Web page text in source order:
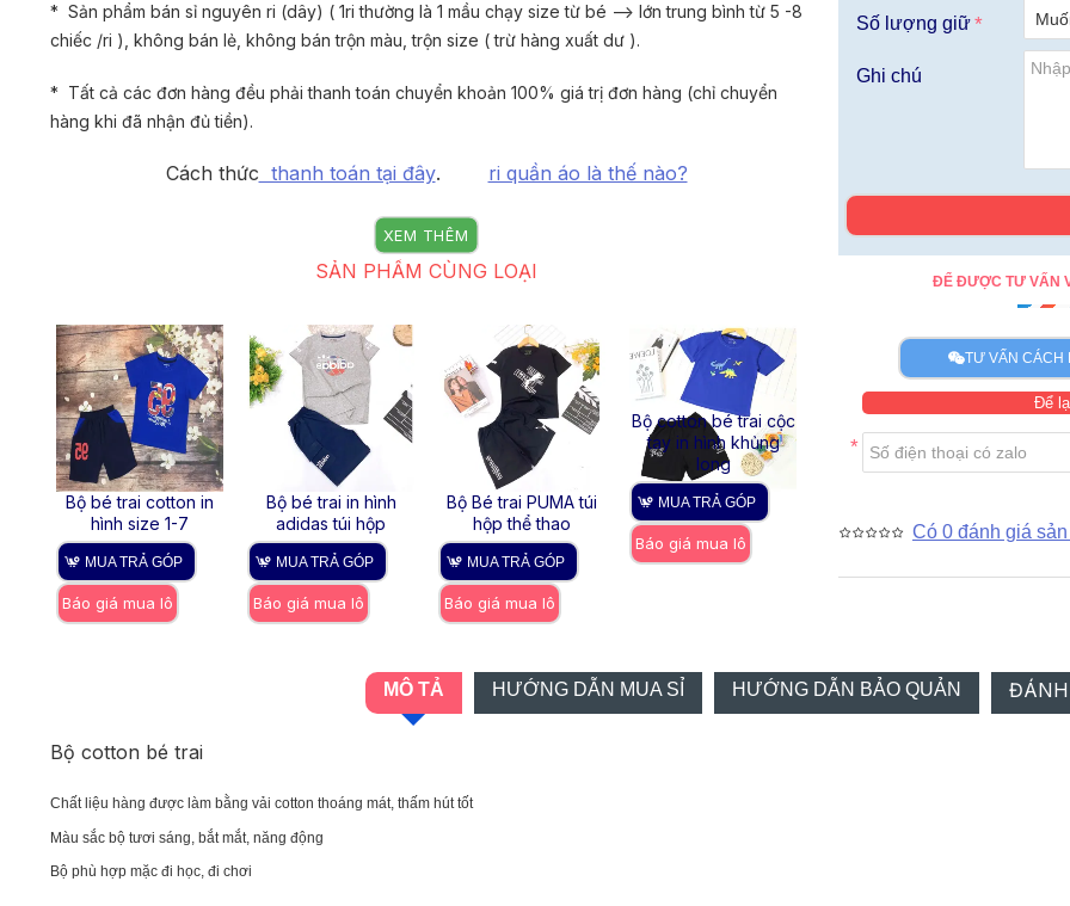
* Sản phẩm bán sỉ nguyên ri (dây) ( 1ri thường là 1 mầu chạy size từ bé --> lớn trung bình từ 5 -8
chiếc /ri ), không bán lẻ, không bán trộn màu, trộn size ( trừ hàng xuất dư ).
* Tất cả các đơn hàng đều phải thanh toán chuyển khoản 100% giá trị đơn hàng (chỉ chuyển
hàng khi đã nhận đủ tiền).
Cách thức thanh toán tại đây. ri quần áo là thế nào?
XEM THÊM
SẢN PHẨM CÙNG LOẠI
Bộ bé trai cotton in
hình size 1-7
MUA TRẢ GÓP
Báo giá mua lô
Bộ bé trai in hình
adidas túi hộp
MUA TRẢ GÓP
Báo giá mua lô
Bộ Bé trai PUMA túi
hộp thể thao
MUA TRẢ GÓP
Báo giá mua lô
Bộ cotton bé trai cộc
tay in hình khủng
long
MUA TRẢ GÓP
Báo giá mua lô
hinh gấu size 10 - 16
Bộ
Báo
Có 0 đánh giá
ĐỂ ĐƯỢC TƯ VẤN
TƯ VẤN CÁCH
Để
Số lượng giữ
Ghi chú
MÔ TẢ HƯỚNG DẪN MUA SỈ HƯỚNG DẪN BẢO QUẢN ĐÁNH
Bộ cotton bé trai
Chất liệu hàng được làm bằng vải cotton thoáng mát, thấm hút tốt
Màu sắc bộ tươi sáng, bắt mắt, năng động
Bộ phù hợp mặc đi học, đi chơi